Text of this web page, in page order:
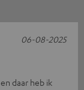
daar heb ik
06-08-2025